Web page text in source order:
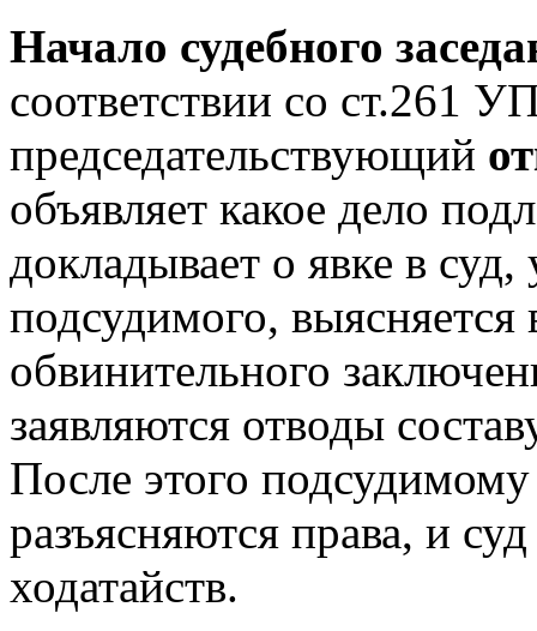
Начало судебного
соответствии со ст.261
председательствующий
объявляет какое дело
докладывает о явке в суд,
подсудимого,
обвинительного
заявляются отводы
После этого
разъясняются права, и
ходатайств.